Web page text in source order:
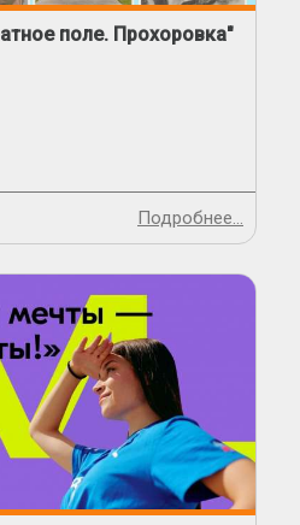
поле. Прохоровка"
Подробнее…